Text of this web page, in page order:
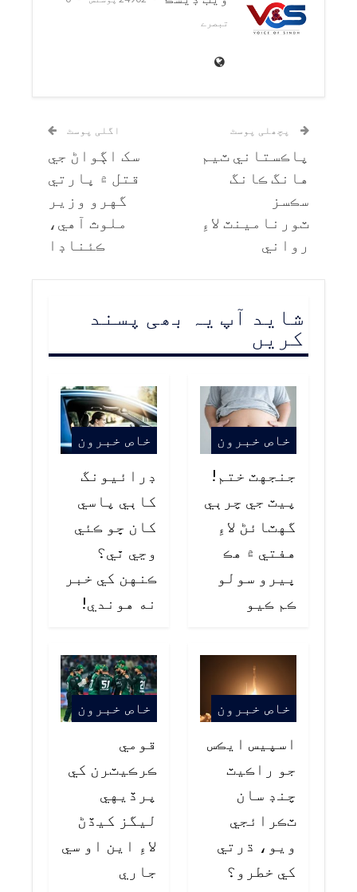
تبصرے
پچھلی پوسٹ
پاڪستاني ٽيم
هانگ ڪانگ
سڪسز
ٽورنامينٽ لاءِ
رواني
اگلی پوسٹ
سک اڳواڻ جي
قتل ۾ ڀارتي
گهرو وزير
ملوث آهي،
ڪئناڊا
شاید آپ یہ بھی پسند
کریں
خاص خبرون
جنجهٽ ختم!
پيٽ جي چرٻي
گهٽائڻ لاءِ
هفتي ۾ هڪ
ڀيرو سولو
ڪم ڪيو
خاص خبرون
ڊرائيونگ
کاٻي پاسي
کان ڇو ڪئي
وڃي ٿي؟
ڪنهن کي خبر
نه هوندي!
خاص خبرون
اسپيس ايڪس
جو راڪيٽ
چنڊ سان
ٽڪرائجي
ويو، ڌرتي
کي خطرو؟
خاص خبرون
قومي
ڪرڪيٽرن کي
پرڏيهي
ليگز کيڏڻ
لاءِ اين او سي
جاري